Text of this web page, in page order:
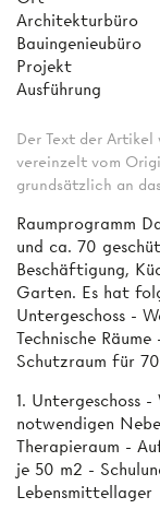
Architekturbüro
Bauingenieubüro
Projekt
Ausführung
Der Text der
vereinzelt vom
grundsätzlich an
Raumprogramm
und ca. 70
Beschäftigung,
Garten. Es hat
Untergeschoss -
Technische
Schutzraum für 70
1. Untergeschoss
notwendigen
Therapieraum -
je 50 m2 -
Lebensmittellager